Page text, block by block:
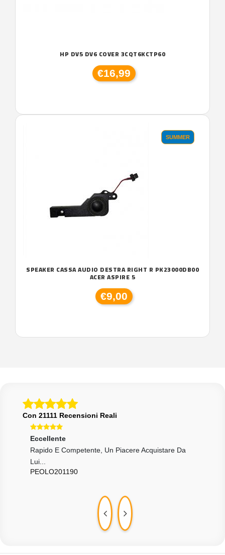
HP DV5 DV6 COVER 3CQT6KCTP60
€16,99
SUMMER
SPEAKER CASSA AUDIO DESTRA RIGHT R PK23000DB00
ACER ASPIRE 5
€9,00
Con 21111 Recensioni Reali
Eccellente
Rapido E Competente, Un Piacere Acquistare Da
Lui...
PEOLO201190